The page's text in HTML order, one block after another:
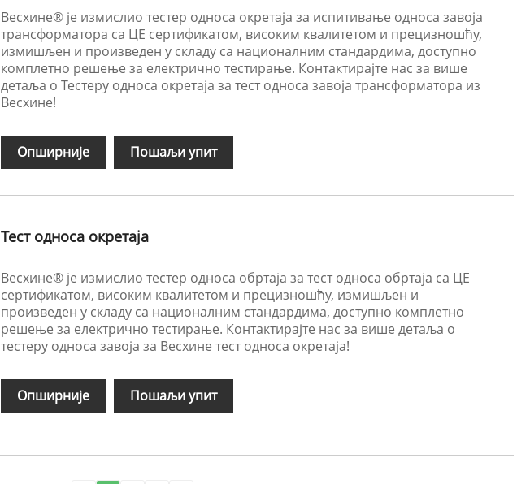
Весхине® је измислио тестер односа окретаја за испитивање односа завоја
трансформатора са ЦЕ сертификатом, високим квалитетом и прецизношћу,
измишљен и произведен у складу са националним стандардима, доступно
комплетно решење за електрично тестирање. Контактирајте нас за више
детаља о Тестеру односа окретаја за тест односа завоја трансформатора из
Весхине!
Опширније Пошаљи упит
Тест односа окретаја
Весхине® је измислио тестер односа обртаја за тест односа обртаја са ЦЕ
сертификатом, високим квалитетом и прецизношћу, измишљен и
произведен у складу са националним стандардима, доступно комплетно
решење за електрично тестирање. Контактирајте нас за више детаља о
тестеру односа завоја за Весхине тест односа окретаја!
Опширније Пошаљи упит